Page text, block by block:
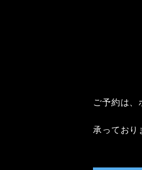
ご予約は、
承っており